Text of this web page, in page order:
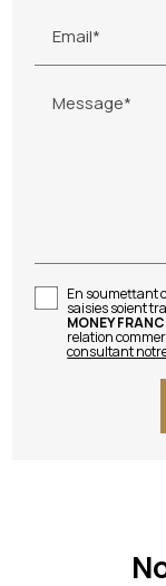
Email*
Message*
En soumettant
saisies soient
MONEY
relation
consultant